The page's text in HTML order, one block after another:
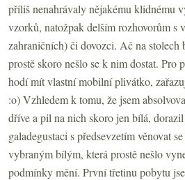
příliš nenahrávaly nějakému klidnému
vzorků, natožpak delším rozhovorům s
zahraničních) či dovozci. Ač na
prostě skoro nešlo se k nim dostat. Pro
hodí mít vlastní mobilní plivátko,
:o) Vzhledem k tomu, že jsem
dříve a pil na nich skoro jen bílá,
galadegustaci s předsevzetím věnovat
vybraným bílým, která prostě nešlo
podmínky mění. První třetinu pobytu